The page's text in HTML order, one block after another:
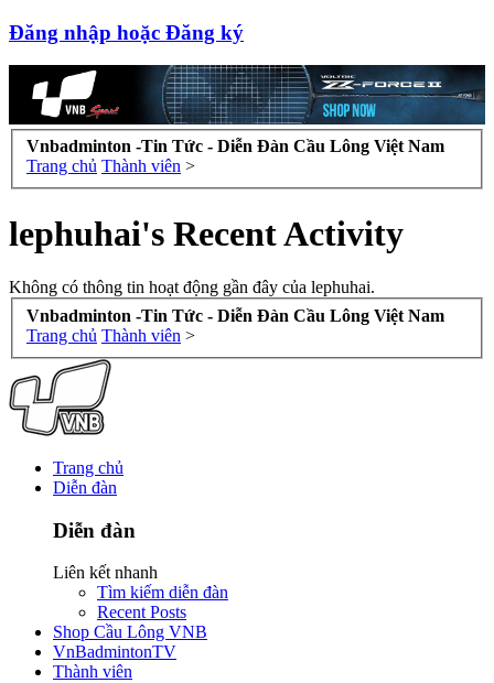
Đăng nhập hoặc Đăng ký
Vnbadminton -Tin Tức - Diễn Đàn Cầu Lông Việt Nam
Trang chủ Thành viên >
lephuhai's Recent Activity
Không có thông tin hoạt động gần đây của lephuhai.
Vnbadminton -Tin Tức - Diễn Đàn Cầu Lông Việt Nam
Trang chủ Thành viên >
Trang chủ
Diễn đàn
Diễn đàn
Liên kết nhanh
Tìm kiếm diễn đàn
Recent Posts
Shop Cầu Lông VNB
VnBadmintonTV
Thành viên